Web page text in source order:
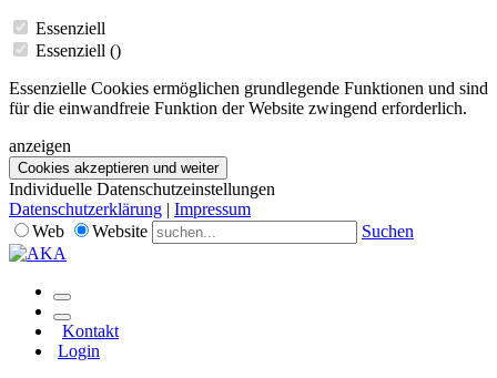
Essenziell
Essenziell ()
Essenzielle Cookies ermöglichen grundlegende Funktionen und sind
für die einwandfreie Funktion der Website zwingend erforderlich.
anzeigen
Cookies akzeptieren und weiter
Individuelle Datenschutzeinstellungen
Datenschutzerklärung | Impressum
Web
Website Suchen
Kontakt
Login